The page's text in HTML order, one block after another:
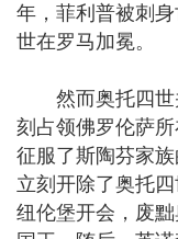
年，菲利普被刺
世在罗马加冕。
然而奥托四世
刻占领佛罗伦萨
征服了斯陶芬家
立刻开除了奥托
纽伦堡开会，废